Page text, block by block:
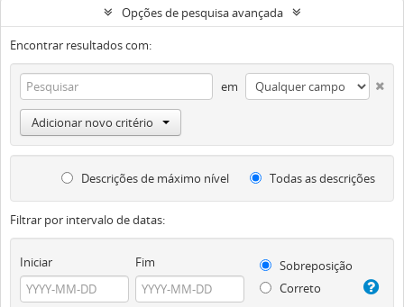
Opções de pesquisa avançada
Encontrar resultados com:
em
Adicionar novo critério
Descrições de máximo nível Todas as descrições
Filtrar por intervalo de datas:
Iniciar Fim
Sobreposição
Correto